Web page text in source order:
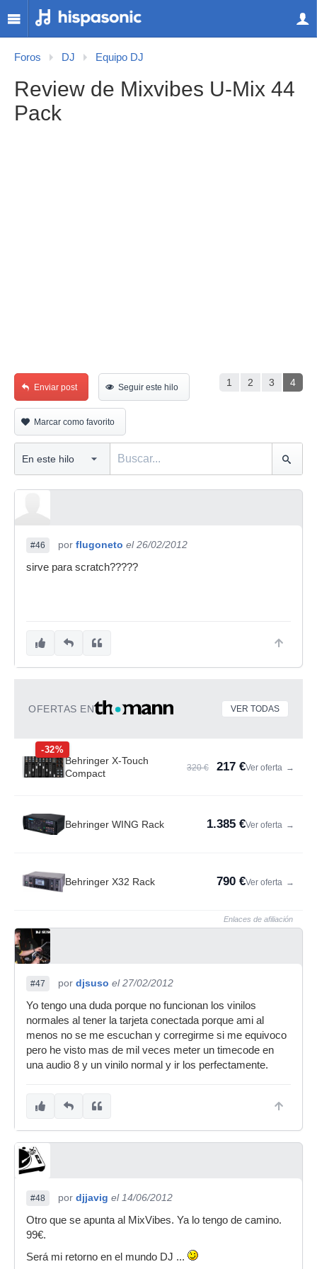
Foros DJ Equipo DJ
Review de Mixvibes U-Mix 44
Pack
1 2 3 4
Enviar post Seguir este hilo
Marcar como favorito
#46 por flugoneto el 26/02/2012
sirve para scratch?????
OFERTAS EN VER TODAS
-32%
Behringer X-Touch
Compact
320 € 217 €Ver oferta →
Behringer WING Rack 1.385 €Ver oferta →
Behringer X32 Rack 790 €Ver oferta →
Enlaces de afiliación
#47 por djsuso el 27/02/2012
Yo tengo una duda porque no funcionan los vinilos
normales al tener la tarjeta conectada porque ami al
menos no se me escuchan y corregirme si me equivoco
pero he visto mas de mil veces meter un timecode en
una audio 8 y un vinilo normal y ir los perfectamente.
#48 por djjavig el 14/06/2012
Otro que se apunta al MixVibes. Ya lo tengo de camino.
99€.
Será mi retorno en el mundo DJ ...